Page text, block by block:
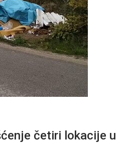
četiri lokacije u